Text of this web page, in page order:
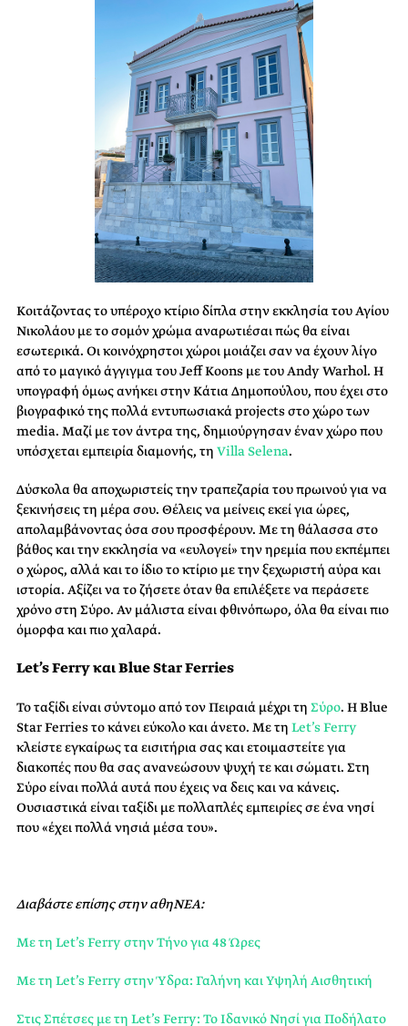
Κοιτάζοντας το υπέροχο κτίριο δίπλα στην εκκλησία του Αγίου
Νικολάου με το σομόν χρώμα αναρωτιέσαι πώς θα είναι
εσωτερικά. Οι κοινόχρηστοι χώροι μοιάζει σαν να έχουν λίγο
από το μαγικό άγγιγμα του Jeff Koons με του Andy Warhol. Η
υπογραφή όμως ανήκει στην Κάτια Δημοπούλου, που έχει στο
βιογραφικό της πολλά εντυπωσιακά projects στο χώρο των
media. Μαζί με τον άντρα της, δημιούργησαν έναν χώρο που
υπόσχεται εμπειρία διαμονής, τη Villa Selena.
Δύσκολα θα αποχωριστείς την τραπεζαρία του πρωινού για να
ξεκινήσεις τη μέρα σου. Θέλεις να μείνεις εκεί για ώρες,
απολαμβάνοντας όσα σου προσφέρουν. Με τη θάλασσα στο
βάθος και την εκκλησία να «ευλογεί» την ηρεμία που εκπέμπει
ο χώρος, αλλά και το ίδιο το κτίριο με την ξεχωριστή αύρα και
ιστορία. Αξίζει να το ζήσετε όταν θα επιλέξετε να περάσετε
χρόνο στη Σύρο. Αν μάλιστα είναι φθινόπωρο, όλα θα είναι πιο
όμορφα και πιο χαλαρά.
Let’s Ferry και Blue Star Ferries
Το ταξίδι είναι σύντομο από τον Πειραιά μέχρι τη Σύρο. Η Blue
Star Ferries το κάνει εύκολο και άνετο. Με τη Let’s Ferry
κλείστε εγκαίρως τα εισιτήρια σας και ετοιμαστείτε για
διακοπές που θα σας ανανεώσουν ψυχή τε και σώματι. Στη
Σύρο είναι πολλά αυτά που έχεις να δεις και να κάνεις.
Ουσιαστικά είναι ταξίδι με πολλαπλές εμπειρίες σε ένα νησί
που «έχει πολλά νησιά μέσα του».
Διαβάστε επίσης στην αθηΝΕΑ:
Με τη Let’s Ferry στην Τήνο για 48 Ώρες
Με τη Let’s Ferry στην Ύδρα: Γαλήνη και Υψηλή Αισθητική
Στις Σπέτσες με τη Let’s Ferry: Το Ιδανικό Νησί για Ποδήλατο